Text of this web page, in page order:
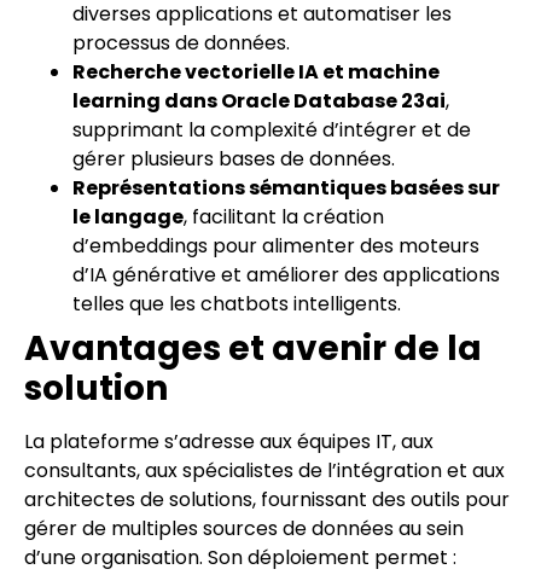
diverses applications et automatiser les
processus de données.
Recherche vectorielle IA et machine
learning dans Oracle Database 23ai,
supprimant la complexité d’intégrer et de
gérer plusieurs bases de données.
Représentations sémantiques basées sur
le langage, facilitant la création
d’embeddings pour alimenter des moteurs
d’IA générative et améliorer des applications
telles que les chatbots intelligents.
Avantages et avenir de la
solution
La plateforme s’adresse aux équipes IT, aux
consultants, aux spécialistes de l’intégration et aux
architectes de solutions, fournissant des outils pour
gérer de multiples sources de données au sein
d’une organisation. Son déploiement permet :